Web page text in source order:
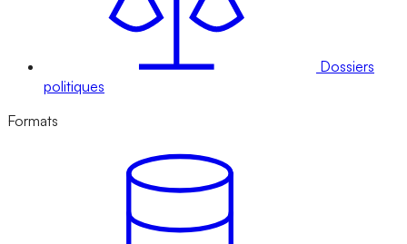
Dossiers
politiques
Formats